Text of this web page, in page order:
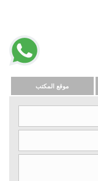
موقع المكتب